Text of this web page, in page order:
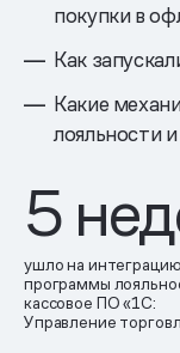
покупки в
Как
Какие
лояльности
5
ушло на интеграцию
программы
кассовое ПО «1С:
Управление